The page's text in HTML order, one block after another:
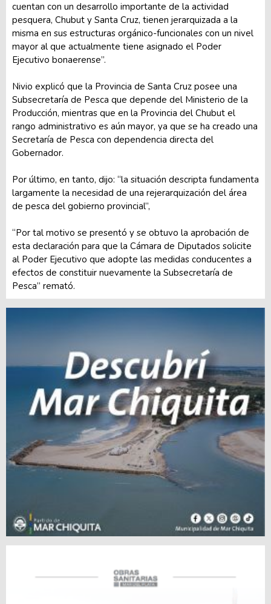
cuentan con un desarrollo importante de la actividad
pesquera, Chubut y Santa Cruz, tienen jerarquizada a la
misma en sus estructuras orgánico-funcionales con un nivel
mayor al que actualmente tiene asignado el Poder
Ejecutivo bonaerense”.
Nivio explicó que la Provincia de Santa Cruz posee una
Subsecretaría de Pesca que depende del Ministerio de la
Producción, mientras que en la Provincia del Chubut el
rango administrativo es aún mayor, ya que se ha creado una
Secretaría de Pesca con dependencia directa del
Gobernador.
Por último, en tanto, dijo: “la situación descripta fundamenta
largamente la necesidad de una rejerarquización del área
de pesca del gobierno provincial”,
“Por tal motivo se presentó y se obtuvo la aprobación de
esta declaración para que la Cámara de Diputados solicite
al Poder Ejecutivo que adopte las medidas conducentes a
efectos de constituir nuevamente la Subsecretaría de
Pesca” remató.